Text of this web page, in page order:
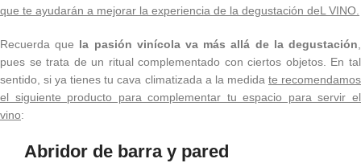
que te ayudarán a mejorar la experiencia de la degustación deL VINO.
Recuerda que la pasión vinícola va más allá de la degustación
pues se trata de un ritual complementado con ciertos objetos. En tal
sentido, si ya tienes tu cava climatizada a la medida te recomendamos
el siguiente producto para complementar tu espacio para servir el
vino:
Abridor de barra y pared